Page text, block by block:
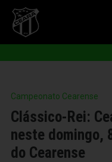
Campeonato Cearense
Clássico-Rei:
neste domingo,
do Cearense